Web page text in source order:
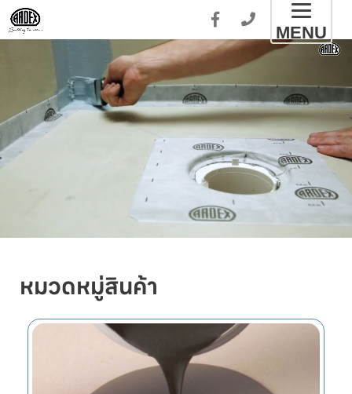
MENU
หมวดหมู่สินค้า